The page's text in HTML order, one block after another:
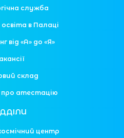
служба
освіта в Палаці
від «А» до «Я»
склад
про атестацію
центр